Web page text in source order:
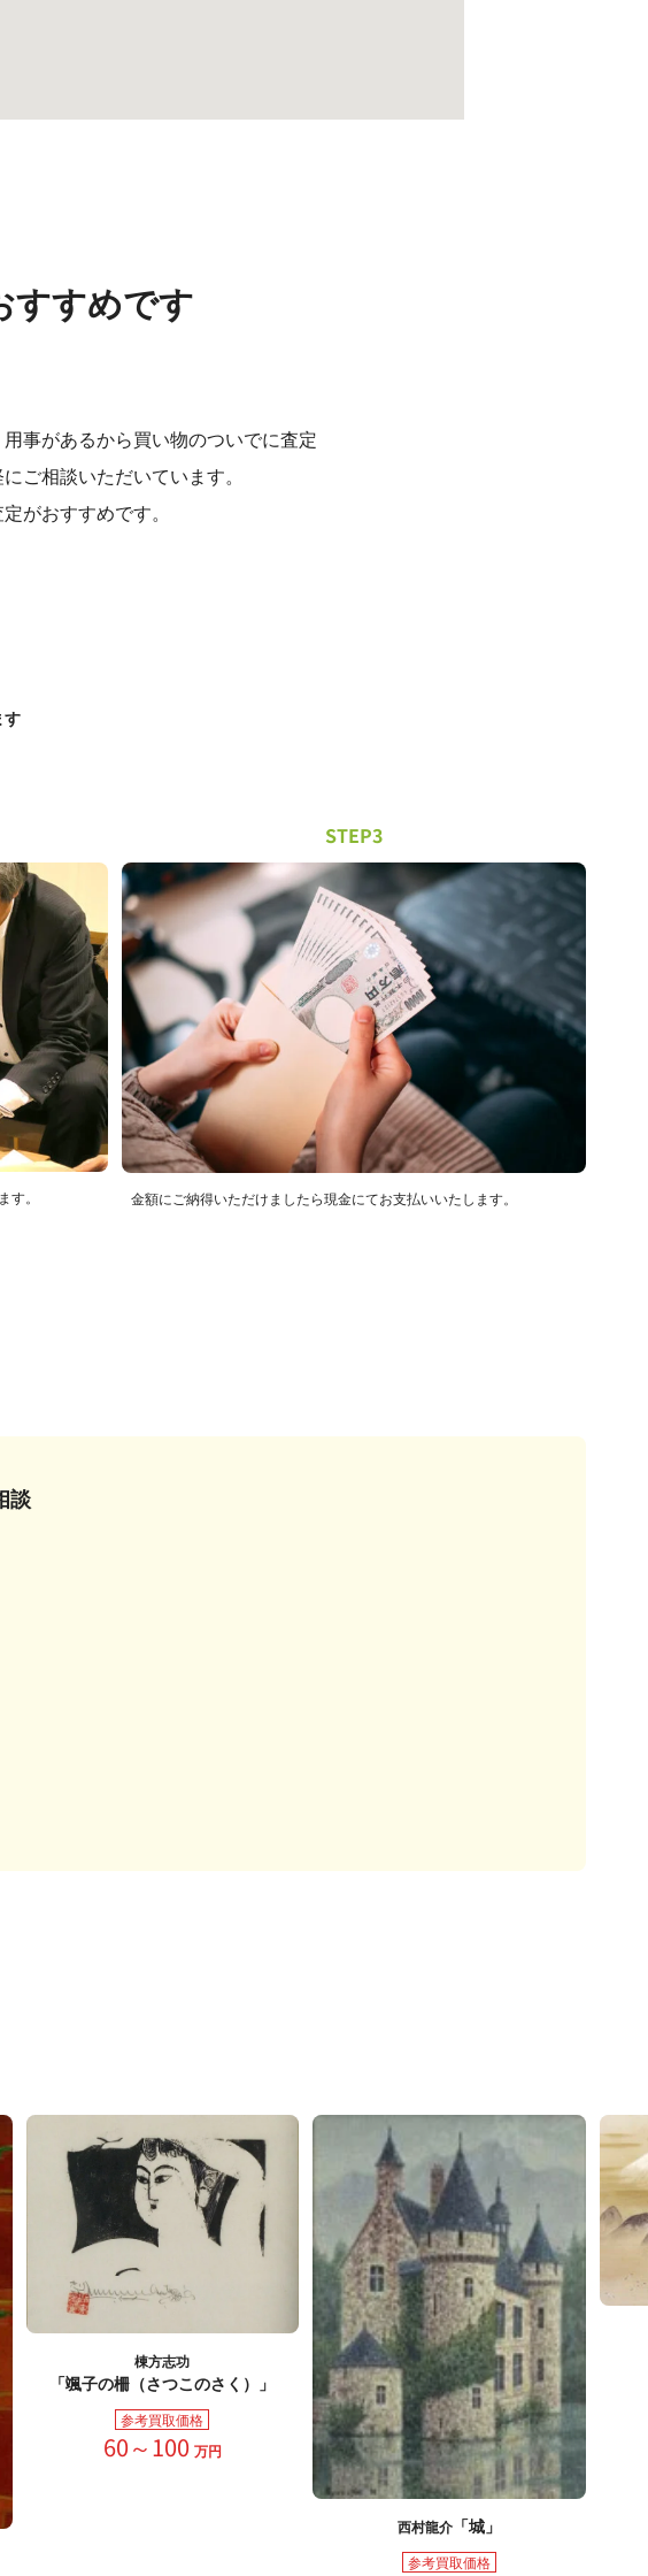
すすめです
事があるから買い物のついでに査定
ご相談いただいています。
がおすすめです。
す
。
STEP3
金額にご納得いただけましたら現金にてお支払いいたします。
談
棟方志功
「颯子の柵（さつこのさく）」
参考買取価格
60～100 万円
西村龍介「城」
参考買取価格